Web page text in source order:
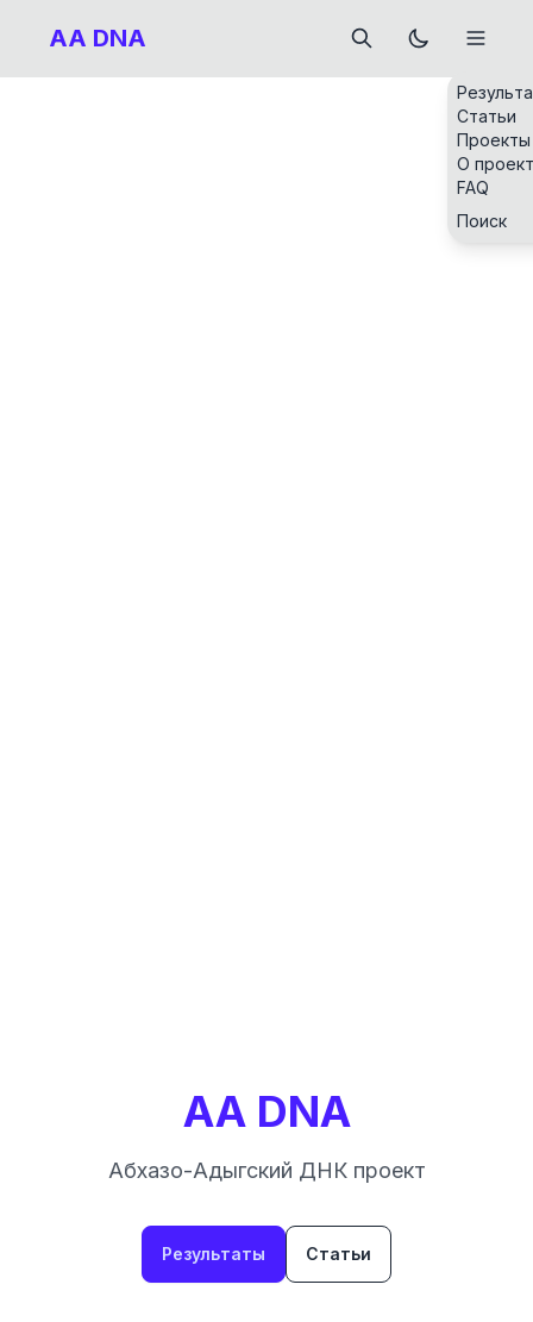
AA DNA
Статьи
Проекты
О
FAQ
Поиск
AA DNA
Абхазо-Адыгский ДНК проект
Результаты Статьи